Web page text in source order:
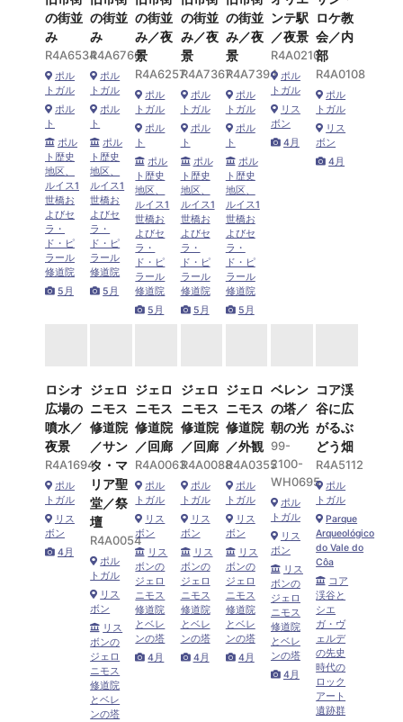
の街並
み
R4A6534
ポル
トガル
ポル
ト
ポル
ト歴史
地区、
ルイス1
世橋お
よびセ
ラ・
ド・ピ
ラール
修道院
5月
の街並
み
R4A6766
ポル
トガル
ポル
ト
ポル
ト歴史
地区、
ルイス1
世橋お
よびセ
ラ・
ド・ピ
ラール
修道院
5月
の街並
み／夜
景
R4A6257
ポル
トガル
ポル
ト
ポル
ト歴史
地区、
ルイス1
世橋お
よびセ
ラ・
ド・ピ
ラール
修道院
5月
の街並
み／夜
景
R4A7367
ポル
トガル
ポル
ト
ポル
ト歴史
地区、
ルイス1
世橋お
よびセ
ラ・
ド・ピ
ラール
修道院
5月
の街並
み／夜
景
R4A7394
ポル
トガル
ポル
ト
ポル
ト歴史
地区、
ルイス1
世橋お
よびセ
ラ・
ド・ピ
ラール
修道院
5月
ンテ駅
／夜景
R4A0210
ポル
トガル
リス
ボン
4月
ロケ教
会／内
部
R4A0108
ポル
トガル
リス
ボン
4月
ロシオ
広場の
噴水／
夜景
R4A1694
ポル
トガル
リス
ボン
4月
ジェロ
ニモス
修道院
／サン
タ・マ
リア聖
堂／祭
壇
R4A0054
ポル
トガル
リス
ボン
リス
ボンの
ジェロ
ニモス
修道院
とベレ
ンの塔
ジェロ
ニモス
修道院
／回廊
R4A0063
ポル
トガル
リス
ボン
リス
ボンの
ジェロ
ニモス
修道院
とベレ
ンの塔
4月
ジェロ
ニモス
修道院
／回廊
R4A0088
ポル
トガル
リス
ボン
リス
ボンの
ジェロ
ニモス
修道院
とベレ
ンの塔
4月
ジェロ
ニモス
修道院
／外観
R4A0355
ポル
トガル
リス
ボン
リス
ボンの
ジェロ
ニモス
修道院
とベレ
ンの塔
4月
ベレン
の塔／
朝の光
99-
2100-
WH0695
ポル
トガル
リス
ボン
リス
ボンの
ジェロ
ニモス
修道院
とベレ
ンの塔
4月
コア渓
谷に広
がるぶ
どう畑
R4A5112
ポル
トガル
Parque
Arqueológico
do Vale do
Côa
コア
渓谷と
シエ
ガ・ヴ
ェルデ
の先史
時代の
ロック
アート
遺跡群